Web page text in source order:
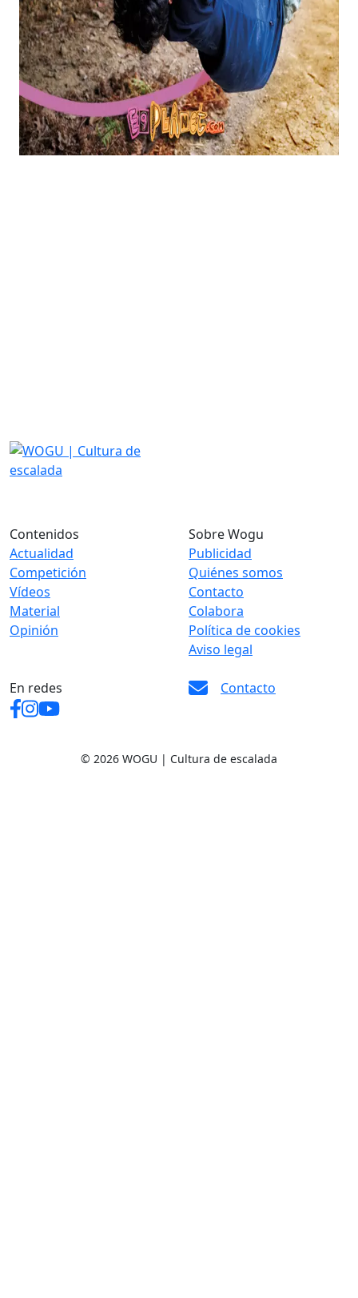
Contenidos
Actualidad
Competición
Vídeos
Material
Opinión
Sobre Wogu
Publicidad
Quiénes somos
Contacto
Colabora
Política de cookies
Aviso legal
En redes Contacto
© 2026 WOGU | Cultura de escalada